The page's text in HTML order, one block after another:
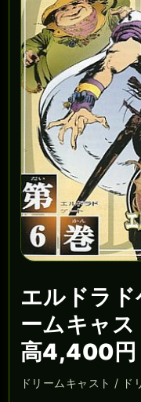
エルドラド
ームキャ
高4,400円
ドリームキャスト / ド